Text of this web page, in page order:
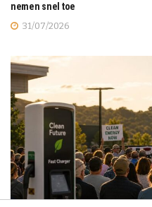
nemen snel toe
31/07/2026